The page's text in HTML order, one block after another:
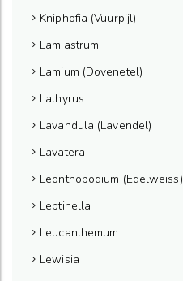
Kniphofia (Vuurpijl)
Lamiastrum
Lamium (Dovenetel)
Lathyrus
Lavandula (Lavendel)
Lavatera
Leonthopodium (Edelweiss)
Leptinella
Leucanthemum
Lewisia